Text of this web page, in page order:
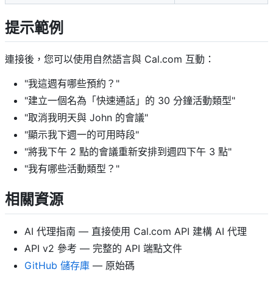
提示範例
連接後，您可以使用自然語言與 Cal.com 互動：
"我這週有哪些預約？"
"建立一個名為「快速通話」的 30 分鐘活動類型"
"取消我明天與 John 的會議"
"顯示我下週一的可用時段"
"將我下午 2 點的會議重新安排到週四下午 3 點"
"我有哪些活動類型？"
相關資源
AI 代理指南 — 直接使用 Cal.com API 建構 AI 代理
API v2 參考 — 完整的 API 端點文件
GitHub 儲存庫 — 原始碼